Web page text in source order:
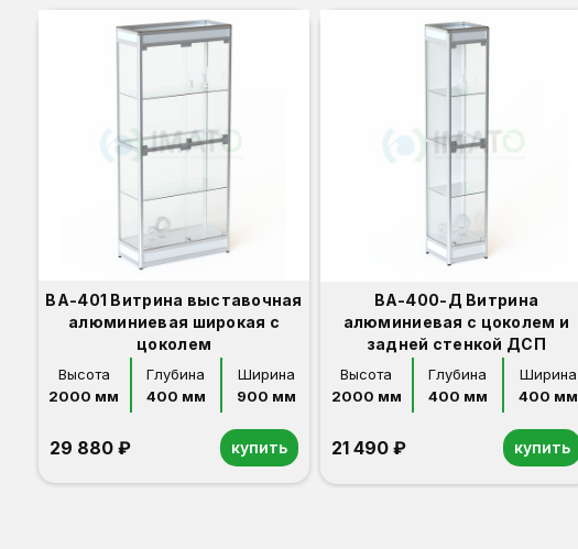
ВА-401 Витрина выставочная
алюминиевая широкая с
цоколем
Высота
2000 мм
Глубина
400 мм
Ширина
900 мм
29 880 ₽ купить
ВА-400-Д Витрина
алюминиевая с цоколем и
задней стенкой ДСП
Высота
2000 мм
Глубина
400 мм
Ширина
400 мм
21 490 ₽ купить